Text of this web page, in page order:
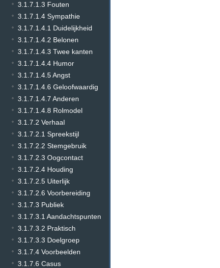
3.1.7.1.3 Fouten
3.1.7.1.4 Sympathie
3.1.7.1.4.1 Duidelijkheid
3.1.7.1.4.2 Belonen
3.1.7.1.4.3 Twee kanten
3.1.7.1.4.4 Humor
3.1.7.1.4.5 Angst
3.1.7.1.4.6 Geloofwaardig
3.1.7.1.4.7 Anderen
3.1.7.1.4.8 Rolmodel
3.1.7.2 Verhaal
3.1.7.2.1 Spreekstijl
3.1.7.2.2 Stemgebruik
3.1.7.2.3 Oogcontact
3.1.7.2.4 Houding
3.1.7.2.5 Uiterlijk
3.1.7.2.6 Voorbereiding
3.1.7.3 Publiek
3.1.7.3.1 Aandachtspunten
3.1.7.3.2 Praktisch
3.1.7.3.3 Doelgroep
3.1.7.4 Voorbeelden
3.1.7.6 Casus